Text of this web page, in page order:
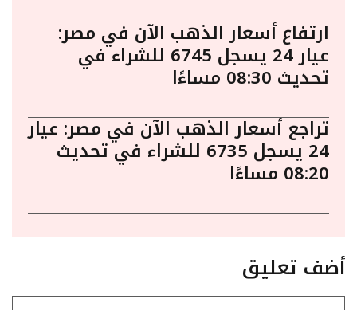
ارتفاع أسعار الذهب الآن في مصر:
عيار 24 يسجل 6745 للشراء في
تحديث 08:30 مساءًا
تراجع أسعار الذهب الآن في مصر: عيار
24 يسجل 6735 للشراء في تحديث
08:20 مساءًا
أضف تعليق